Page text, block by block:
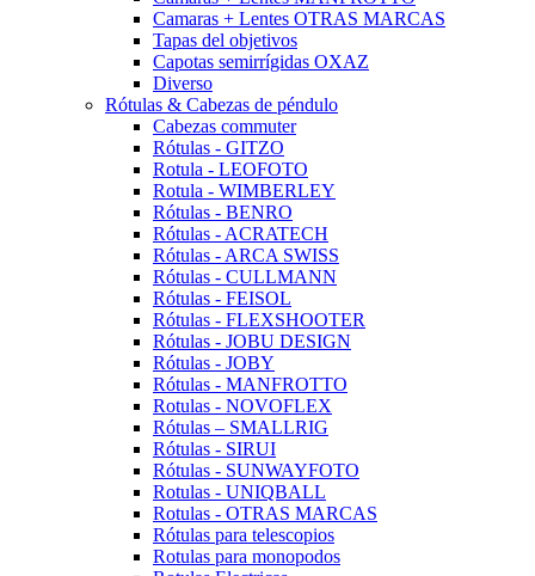
Camaras + Lentes OTRAS MARCAS
Tapas del objetivos
Capotas semirrígidas OXAZ
Diverso
Rótulas & Cabezas de péndulo
Cabezas commuter
Rótulas - GITZO
Rotula - LEOFOTO
Rotula - WIMBERLEY
Rótulas - BENRO
Rótulas - ACRATECH
Rótulas - ARCA SWISS
Rótulas - CULLMANN
Rótulas - FEISOL
Rótulas - FLEXSHOOTER
Rótulas - JOBU DESIGN
Rótulas - JOBY
Rótulas - MANFROTTO
Rotulas - NOVOFLEX
Rótulas – SMALLRIG
Rótulas - SIRUI
Rótulas - SUNWAYFOTO
Rotulas - UNIQBALL
Rotulas - OTRAS MARCAS
Rótulas para telescopios
Rotulas para monopodos